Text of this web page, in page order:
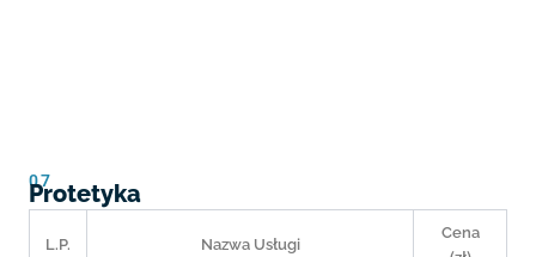
07
Protetyka
L.P. Nazwa Usługi
Cena